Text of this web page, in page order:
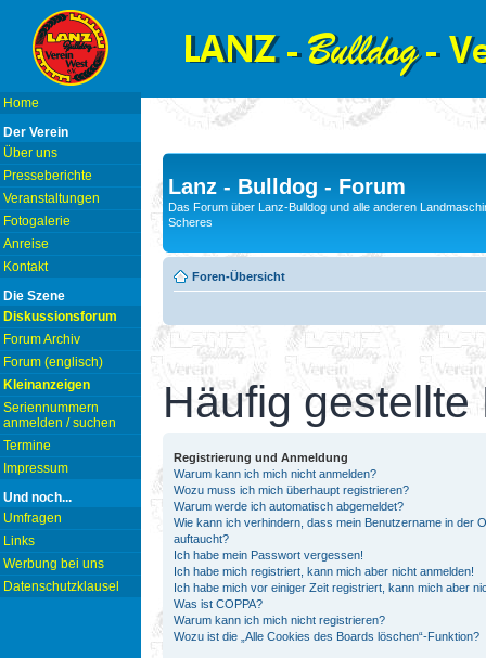
Home
Der Verein
Über uns
Presseberichte
Veranstaltungen
Fotogalerie
Anreise
Kontakt
Die Szene
Diskussionsforum
Forum Archiv
Forum (englisch)
Kleinanzeigen
Seriennummern
anmelden / suchen
Termine
Impressum
Und noch...
Umfragen
Links
Werbung bei uns
Datenschutzklausel
Lanz - Bulldog - Forum
Das Forum über Lanz-Bulldog und alle anderen
Scheres
Foren-Übersicht
Häufig gestellte
Registrierung und Anmeldung
Warum kann ich mich nicht anmelden?
Wozu muss ich mich überhaupt registrieren?
Warum werde ich automatisch abgemeldet?
Wie kann ich verhindern, dass mein Benutzername in der
auftaucht?
Ich habe mein Passwort vergessen!
Ich habe mich registriert, kann mich aber nicht anmelden!
Ich habe mich vor einiger Zeit registriert, kann mich aber
Was ist COPPA?
Warum kann ich mich nicht registrieren?
Wozu ist die „Alle Cookies des Boards löschen“-Funktion?